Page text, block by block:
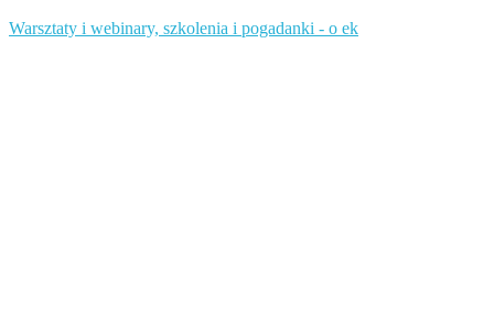
Warsztaty i webinary, szkolenia i pogadanki - o ek